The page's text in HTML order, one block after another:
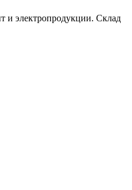
и электропродукции. Склад